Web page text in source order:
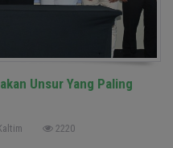
Unsur Yang Paling
2220